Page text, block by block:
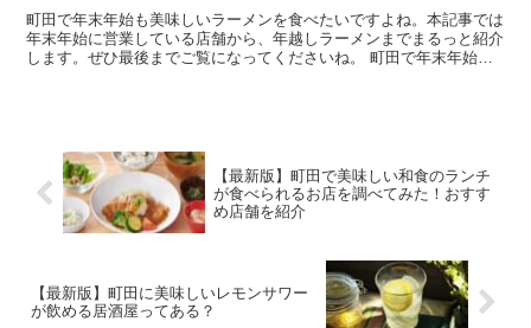
町田で年末年始も美味しいラーメンを食べたいですよね。本記事では
年末年始に営業している店舗から、年越しラーメンまでまるっと紹介
します。ぜひ最後までご覧になってくださいね。 町田で年末年始も
【最新版】町田で美味しい和食のランチ
が食べられるお店を調べてみた！おすす
め店舗を紹介
【最新版】町田に美味しいレモンサワー
が飲める居酒屋ってある？